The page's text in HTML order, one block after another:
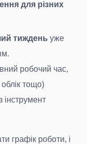
для різних
тиждень уже
робочий час,
тощо)
інструмент
графік роботи, і